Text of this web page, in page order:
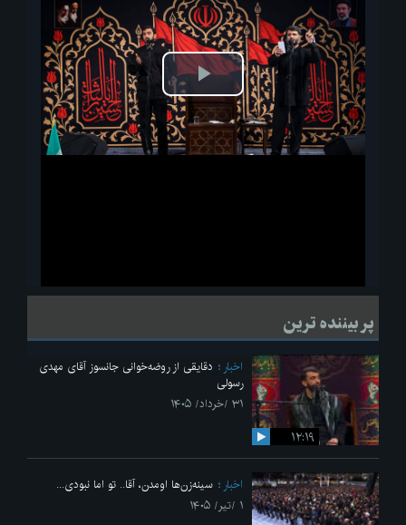
پخش
ویدیو
لحظاتی از قرائت زیارت اربعین امام حسین(ع) در مراسم عزاداری هیئات
پر بیننده ترین
۱۲:۱۹
اخبار
دقایقی از روضه‌خوانی جانسوز آقای مهدی
رسولی
۳۱ /خرداد/ ۱۴۰۵
اخبار
سینه‌زن‌ها اومدن،‌ آقا.. تو اما نبودی...
۱ /تیر/ ۱۴۰۵